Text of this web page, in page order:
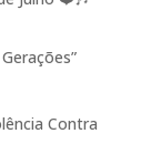
Contra